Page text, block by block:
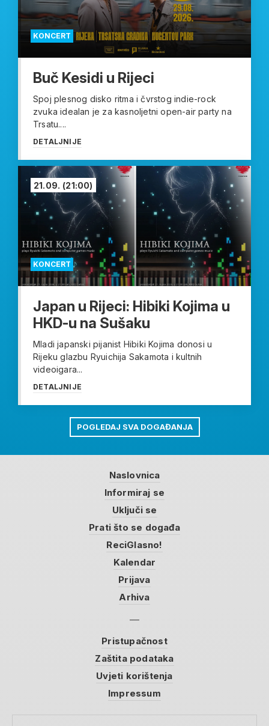
KONCERT
Buč Kesidi u Rijeci
Spoj plesnog disko ritma i čvrstog indie-rock
zvuka idealan je za kasnoljetni open-air party na
Trsatu....
DETALJNIJE
KONCERT
21.09. (21:00)
Japan u Rijeci: Hibiki Kojima u
HKD-u na Sušaku
Mladi japanski pijanist Hibiki Kojima donosi u
Rijeku glazbu Ryuichija Sakamota i kultnih
videoigara...
DETALJNIJE
POGLEDAJ SVA DOGAĐANJA
Naslovnica
Informiraj se
Uključi se
Prati što se događa
ReciGlasno!
Kalendar
Prijava
Arhiva
Pristupačnost
Zaštita podataka
Uvjeti korištenja
Impressum